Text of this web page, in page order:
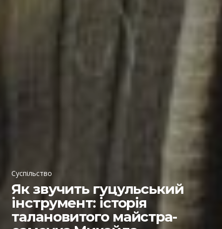
Суспільство
Як звучить гуцульський
інструмент: історія
талановитого майстра-